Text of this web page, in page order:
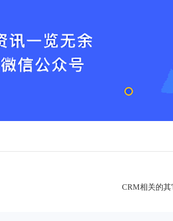
CRM相关的